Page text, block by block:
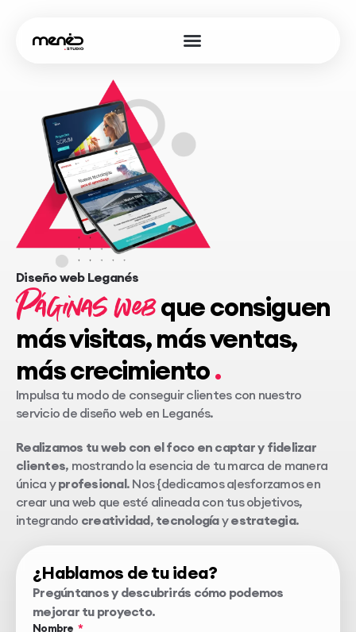
Diseño web Leganés
Páginas webque consiguen
más visitas, más ventas,
más crecimiento
Impulsa tu modo de conseguir clientes con nuestro
servicio de diseño web en Leganés.
Realizamos tu web con el foco en captar y fidelizar
clientes, mostrando la esencia de tu marca de manera
única yprofesional. Nos {dedicamos a|esforzamos en
crear una web que esté alineada con tus objetivos,
integrando creatividad, tecnologíayestrategia.
¿Hablamos de tu idea?
Pregúntanos y descubrirás cómo podemos
mejorar tu proyecto.
Nombre